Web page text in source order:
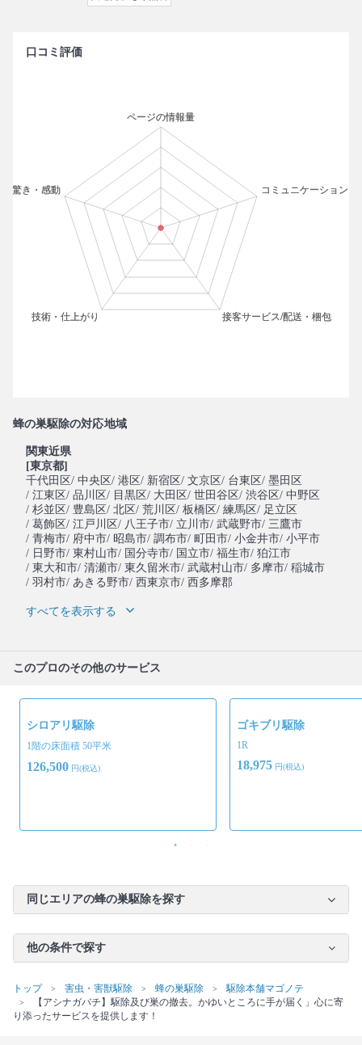
口コミ評価
蜂の巣駆除の対応地域
関東近県
[東京都]
千代田区/ 中央区/ 港区/ 新宿区/ 文京区/ 台東区/ 墨田区
/ 江東区/ 品川区/ 目黒区/ 大田区/ 世田谷区/ 渋谷区/ 中野区
/ 杉並区/ 豊島区/ 北区/ 荒川区/ 板橋区/ 練馬区/ 足立区
/ 葛飾区/ 江戸川区/ 八王子市/ 立川市/ 武蔵野市/ 三鷹市
/ 青梅市/ 府中市/ 昭島市/ 調布市/ 町田市/ 小金井市/ 小平市
/ 日野市/ 東村山市/ 国分寺市/ 国立市/ 福生市/ 狛江市
/ 東大和市/ 清瀬市/ 東久留米市/ 武蔵村山市/ 多摩市/ 稲城市
/ 羽村市/ あきる野市/ 西東京市/ 西多摩郡
すべてを表示する
このプロのその他のサービス
シロアリ駆除
1階の床面積 50平米
126,500 円(税込)
ゴキブリ駆除
1R
18,975 円(税込)
同じエリアの蜂の巣駆除を探す
他の条件で探す
トップ 害虫・害獣駆除 蜂の巣駆除
駆除本舗マゴノテ
【アシナガバチ】駆除及び巣の撤去。かゆいところに手が届く」心に寄
り添ったサービスを提供します！